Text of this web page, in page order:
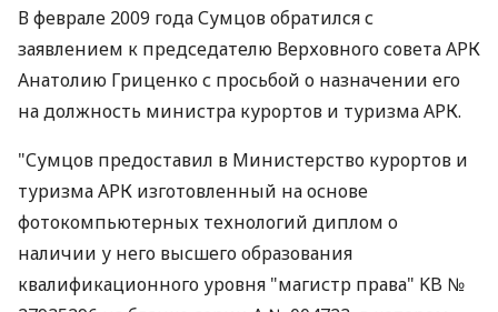
В феврале 2009 года Сумцов обратился с
заявлением к председателю Верховного совета АРК
Анатолию Гриценко с просьбой о назначении его
на должность министра курортов и туризма АРК.
"Сумцов предоставил в Министерство курортов и
туризма АРК изготовленный на основе
фотокомпьютерных технологий диплом о
наличии у него высшего образования
квалификационного уровня "магистр права" KB №